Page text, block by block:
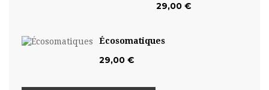
29,00 €
Écosomatiques
29,00 €